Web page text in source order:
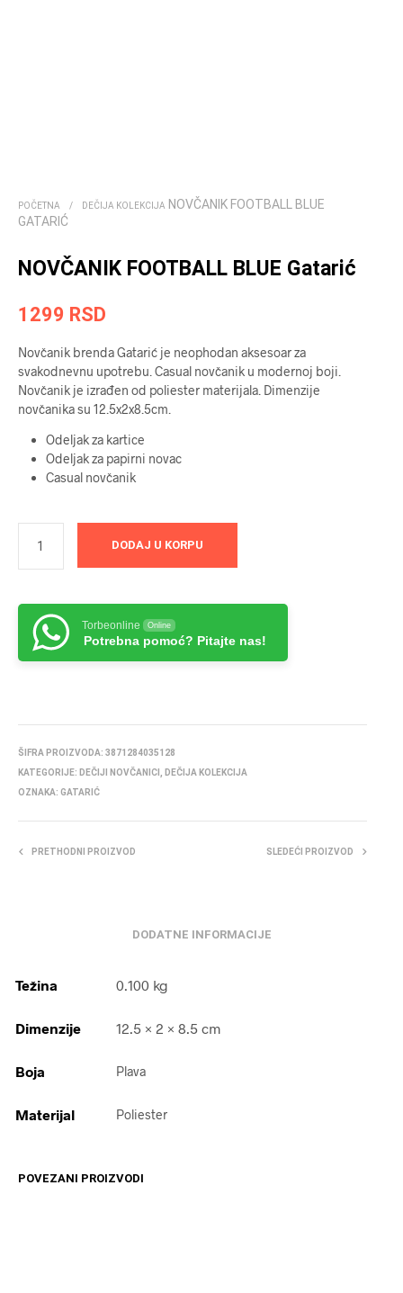
POČETNA / DEČIJA KOLEKCIJA NOVČANIK FOOTBALL BLUE
GATARIĆ
NOVČANIK FOOTBALL BLUE Gatarić
1299 RSD
Novčanik brenda Gatarić je neophodan aksesoar za
svakodnevnu upotrebu. Casual novčanik u modernoj boji.
Novčanik je izrađen od poliester materijala. Dimenzije
novčanika su 12.5x2x8.5cm.
Odeljak za kartice
Odeljak za papirni novac
Casual novčanik
DODAJ U KORPU
Torbeonline Online
Potrebna pomoć? Pitajte nas!
ŠIFRA PROIZVODA: 3871284035128
KATEGORIJE: DEČIJI NOVČANICI
DEČIJA KOLEKCIJA
OZNAKA: GATARIĆ
PRETHODNI PROIZVOD SLEDEĆI PROIZVOD
DODATNE INFORMACIJE
Težina 0.100 kg
Dimenzije 12.5 × 2 × 8.5 cm
Boja Plava
Materijal Poliester
POVEZANI PROIZVODI